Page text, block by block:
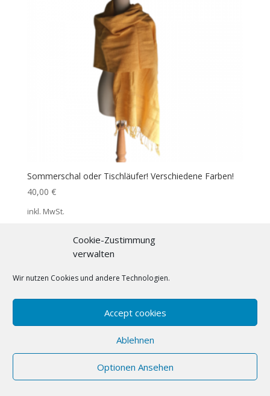
Cookie-Zustimmung
verwalten
Wir nutzen Cookies und andere Technologien.
Accept cookies
Ablehnen
Optionen Ansehen
Sommerschal oder Tischläufer! Verschiedene Farben!
40,00 €
inkl. MwSt.